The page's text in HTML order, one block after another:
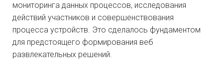
мониторинга данных процессов, исследования
действий участников и совершенствования
процесса устройств. Это сделалось фундаментом
для предстоящего формирования веб
развлекательных решений.